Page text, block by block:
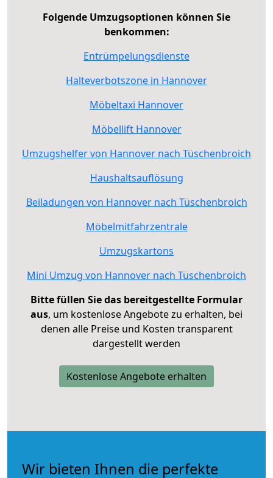
Folgende Umzugsoptionen können Sie
benkommen:
Entrümpelungsdienste
Halteverbotszone in Hannover
Möbeltaxi Hannover
Möbellift Hannover
Umzugshelfer von Hannover nach Tüschenbroich
Haushaltsauflösung
Beiladungen von Hannover nach Tüschenbroich
Möbelmitfahrzentrale
Umzugskartons
Mini Umzug von Hannover nach Tüschenbroich
Bitte füllen Sie das bereitgestellte Formular
aus, um kostenlose Angebote zu erhalten, bei
denen alle Preise und Kosten transparent
dargestellt werden
Kostenlose Angebote erhalten
Wir bieten Ihnen die perfekte